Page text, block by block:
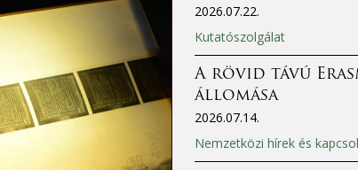
2026.07.22.
Kutatószolgálat
A rövid távú
állomása
2026.07.14.
Nemzetközi hírek és